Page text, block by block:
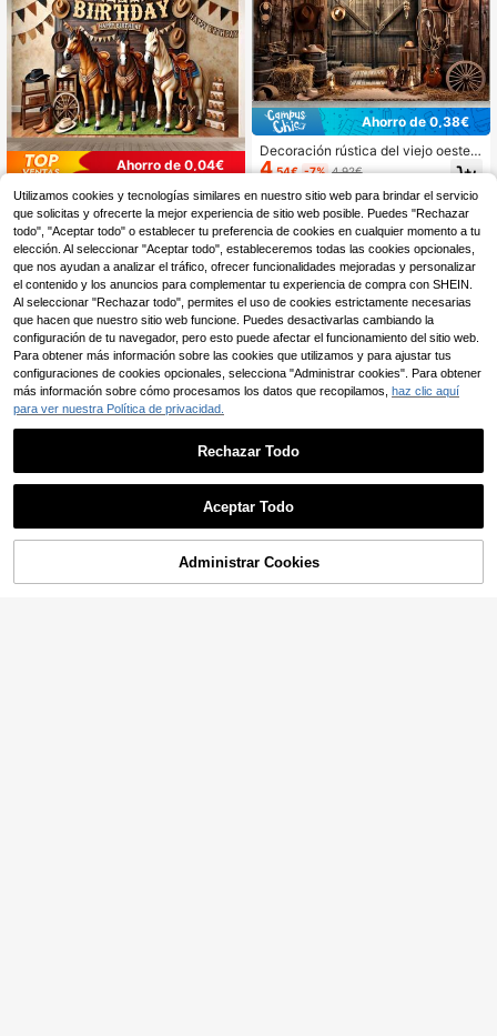
Ahorro de 0,04€
1 pieza Fondo de fotografía de polié
ster con patrón 3D de caballo vinta
ge, adecuado para festivales y dec
oraciones de fiestas, diversas celeb
raciones, tela de fondo para decora
ción interior y exterior, tela de fondo
para estudio de fotografía, reutiliza
ble
18 Left
3,84€ -1% 3,88€
Ahorro de 0,38€
Decoración rústica del viejo oeste e
stilo vaquero, adecuada para fiesta
uso múltiple, sin necesidad de elect
ricidad, apta para photocalls y deco
ración del hogar
4,54€ -7% 4,92€
AÑADIR A LA BOLSA
Utilizamos cookies y tecnologías similares en nuestro sitio web para brindar el servicio
que solicitas y ofrecerte la mejor experiencia de sitio web posible. Puedes "Rechazar
todo", "Aceptar todo" o establecer tu preferencia de cookies en cualquier momento a tu
elección. Al seleccionar "Aceptar todo", estableceremos todas las cookies opcionales,
que nos ayudan a analizar el tráfico, ofrecer funcionalidades mejoradas y personalizar
el contenido y los anuncios para complementar tu experiencia de compra con SHEIN.
Al seleccionar "Rechazar todo", permites el uso de cookies estrictamente necesarias
que hacen que nuestro sitio web funcione. Puedes desactivarlas cambiando la
configuración de tu navegador, pero esto puede afectar el funcionamiento del sitio web.
Para obtener más información sobre las cookies que utilizamos y para ajustar tus
configuraciones de cookies opcionales, selecciona "Administrar cookies". Para obtener
más información sobre cómo procesamos los datos que recopilamos, haz clic aquí
para ver nuestra Política de privacidad.
Rechazar Todo
Aceptar Todo
Administrar Cookies